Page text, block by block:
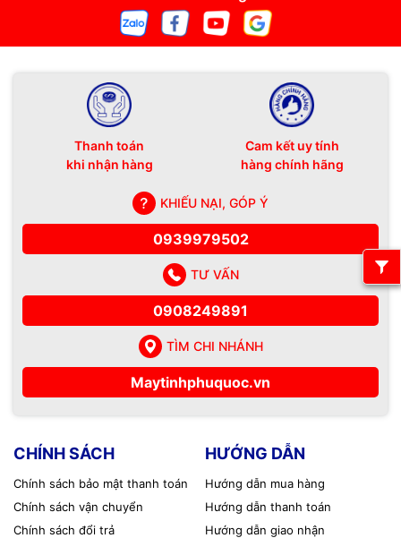
Thanh toán
khi nhận hàng
Cam kết uy tính
hàng chính hãng
KHIẾU NẠI, GÓP Ý
0939979502
TƯ VẤN
0908249891
TÌM CHI NHÁNH
Maytinhphuquoc.vn
CHÍNH SÁCH
Chính sách bảo mật thanh toán
Chính sách vận chuyển
Chính sách đổi trả
HƯỚNG DẪN
Hướng dẫn mua hàng
Hướng dẫn thanh toán
Hướng dẫn giao nhận